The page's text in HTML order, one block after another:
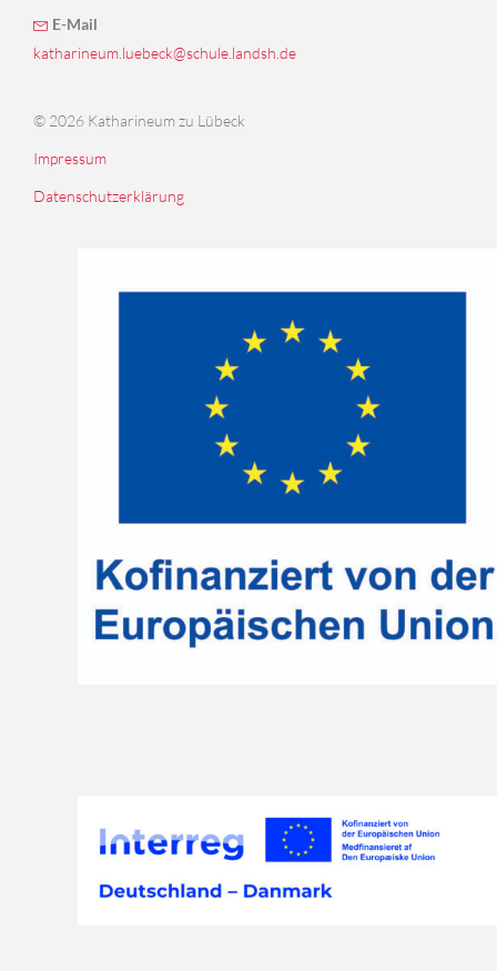
E-Mail
katharineum.luebeck@schule.landsh.de
© 2026 Katharineum zu Lübeck
Impressum
Datenschutzerklärung